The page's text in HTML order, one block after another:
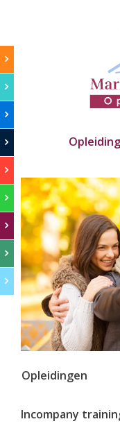
Opleidingen
Incompany